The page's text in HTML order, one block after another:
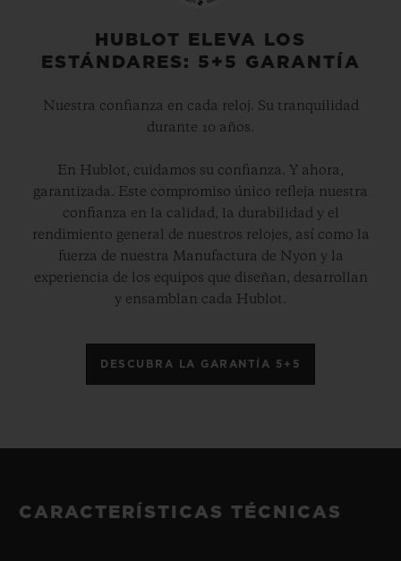
HUBLOT ELEVA LOS
ESTÁNDARES: 5+5 GARANTÍA
Nuestra confianza en cada reloj. Su tranquilidad
durante 10 años.
En Hublot, cuidamos su confianza. Y ahora,
garantizada. Este compromiso único refleja nuestra
confianza en la calidad, la durabilidad y el
rendimiento general de nuestros relojes, así como la
fuerza de nuestra Manufactura de Nyon y la
experiencia de los equipos que diseñan, desarrollan
y ensamblan cada Hublot.
DESCUBRA LA GARANTÍA 5+5
CARACTERÍSTICAS TÉCNICAS